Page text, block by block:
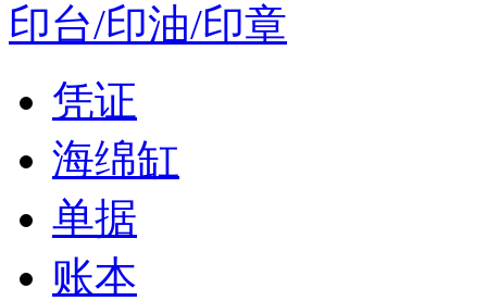
印台/印油/印章
凭证
海绵缸
单据
账本